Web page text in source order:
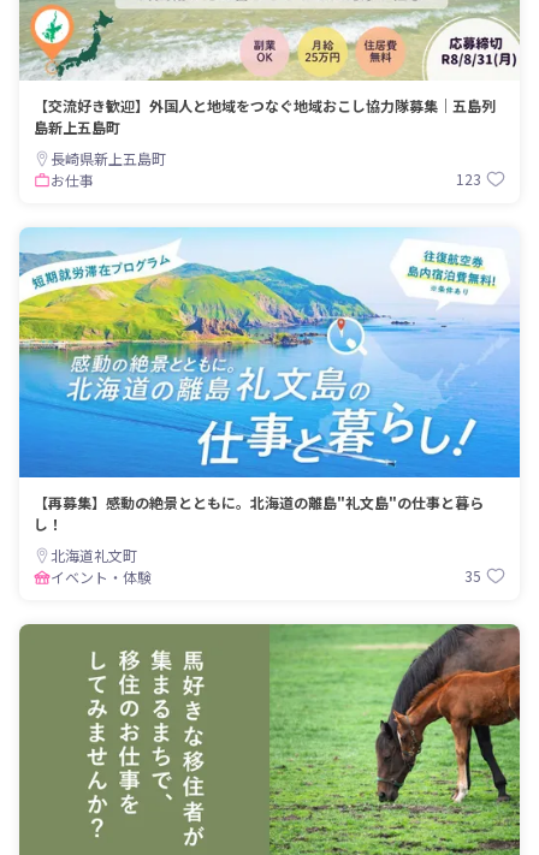
【交流好き歓迎】外国人と地域をつなぐ地域おこし協力隊募集｜五島列
島新上五島町
長崎県新上五島町
お仕事
123
【再募集】感動の絶景とともに。北海道の離島"礼文島"の仕事と暮ら
し！
北海道礼文町
イベント・体験
35